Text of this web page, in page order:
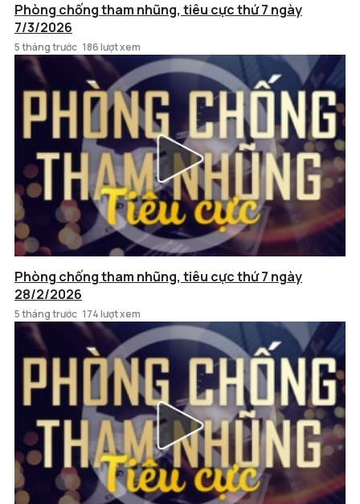
Phòng chống tham nhũng, tiêu cực thứ 7 ngày
7/3/2026
5 tháng trước 186 lượt xem
Phòng chống tham nhũng, tiêu cực thứ 7 ngày
28/2/2026
5 tháng trước 174 lượt xem